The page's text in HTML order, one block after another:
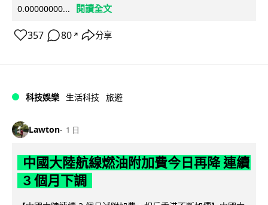
0.00000000...
閱讀全文
357 80 ↗ 分享
科技娛樂 生活科技 旅遊
Lawton 1 日
中國大陸航線燃油附加費今日再降 連續
3 個月下調